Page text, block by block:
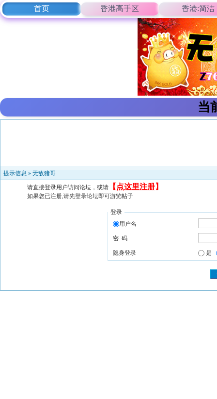
首页 香港高手区 香港:简洁
当
提示信息 » 无敌猪哥
请直接登录用户访问论坛，或请 【 点这里注册】
如果您已注册,请先登录论坛即可游览帖子
登录
用户名
密 码
隐身登录 是